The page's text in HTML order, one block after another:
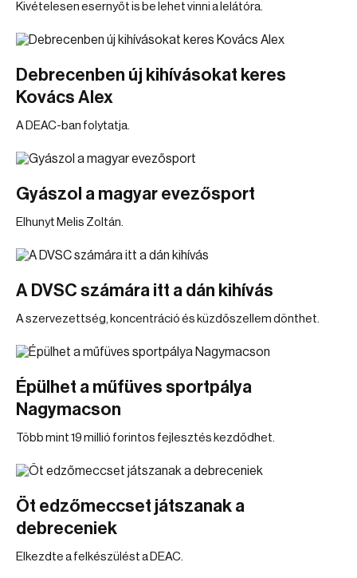
Kivételesen esernyőt is be lehet vinni a lelátóra.
Debrecenben új kihívásokat keres
Kovács Alex
A DEAC-ban folytatja.
Gyászol a magyar evezősport
Elhunyt Melis Zoltán.
A DVSC számára itt a dán kihívás
A szervezettség, koncentráció és küzdőszellem dönthet.
Épülhet a műfüves sportpálya
Nagymacson
Több mint 19 millió forintos fejlesztés kezdődhet.
Öt edzőmeccset játszanak a
debreceniek
Elkezdte a felkészülést a DEAC.